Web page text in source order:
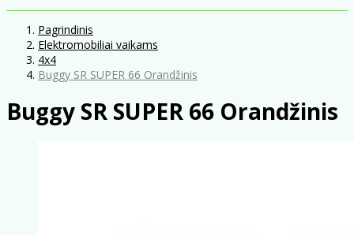
Pagrindinis
Elektromobiliai vaikams
4x4
Buggy SR SUPER 66 Orandžinis
Buggy SR SUPER 66 Orandžinis